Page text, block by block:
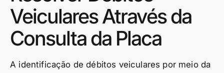
Veiculares Através da
Consulta da Placa
A identificação de débitos veiculares por meio da